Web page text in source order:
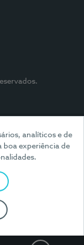
analíticos e de
boa experiência de